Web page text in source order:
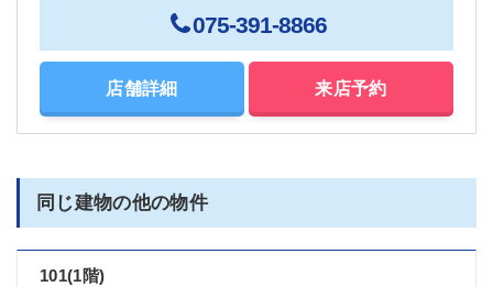
075-391-8866
店舗詳細 来店予約
同じ建物の他の物件
101(1階)